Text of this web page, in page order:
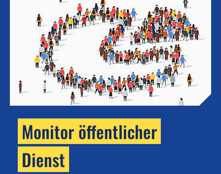
Monitor öffentlicher
Dienst